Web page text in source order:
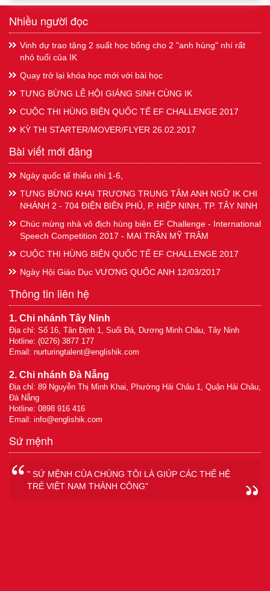
Nhiều người đọc
Vinh dự trao tặng 2 suất học bổng cho 2 "anh hùng" nhí rất
nhỏ tuổi của IK
Quay trở lại khóa học mới với bài học
TƯNG BỪNG LỄ HỘI GIÁNG SINH CÙNG IK
CUỘC THI HÙNG BIỆN QUỐC TẾ EF CHALLENGE 2017
KỲ THI STARTER/MOVER/FLYER 26.02.2017
Bài viết mới đăng
Ngày quốc tế thiếu nhi 1-6,
TƯNG BỪNG KHAI TRƯƠNG TRUNG TÂM ANH NGỮ IK CHI
NHÁNH 2 - 704 ĐIỆN BIÊN PHỦ, P. HIỆP NINH, TP. TÂY NINH
Chúc mừng nhà vô địch hùng biện EF Challenge - International
Speech Competition 2017 - MAI TRẦN MỸ TRÂM
CUỘC THI HÙNG BIỆN QUỐC TẾ EF CHALLENGE 2017
Ngày Hội Giáo Dục VƯƠNG QUỐC ANH 12/03/2017
Thông tin liên hệ
1. Chi nhánh Tây Ninh
Địa chỉ: Số 16, Tân Định 1, Suối Đá, Dương Minh Châu, Tây Ninh
Hotline: (0276) 3877 177
Email: nurturingtalent@englishik.com
2. Chi nhánh Đà Nẵng
Địa chỉ: 89 Nguyễn Thị Minh Khai, Phường Hải Châu 1, Quận Hải Châu,
Đà Nẵng
Hotline: 0898 916 416
Email: info@englishik.com
Sứ mệnh
" SỨ MỆNH CỦA CHÚNG TÔI LÀ GIÚP CÁC THẾ HỆ
TRẺ VIỆT NAM THÀNH CÔNG"